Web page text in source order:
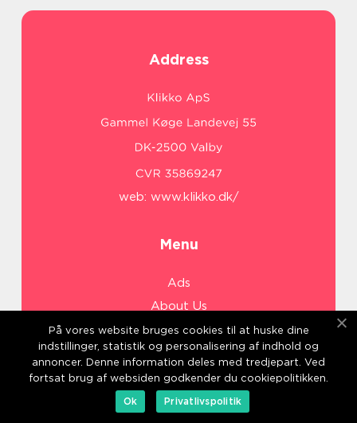
Address
web: www.klikko.dk/
Menu
Ads
About Us
Cookies
Contact
Sitemap
På vores website bruges cookies til at huske dine
indstillinger, statistik og personalisering af indhold og
annoncer. Denne information deles med tredjepart. Ved
fortsat brug af websiden godkender du cookiepolitikken.
Ok
Privatlivspolitik